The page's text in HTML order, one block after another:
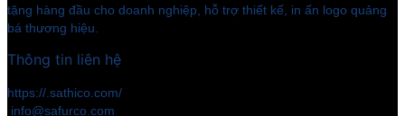
tặng hàng đầu cho doanh nghiệp, hỗ trợ thiết kế, in ấn logo quảng
bá thương hiệu.
Thông tin liên hệ
https://.sathico.com/
info@safurco.com